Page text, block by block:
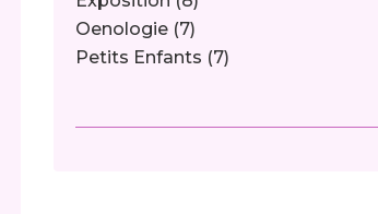
Oenologie (7)
Petits Enfants (7)